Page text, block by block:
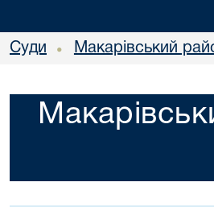
Суди • Макарівський